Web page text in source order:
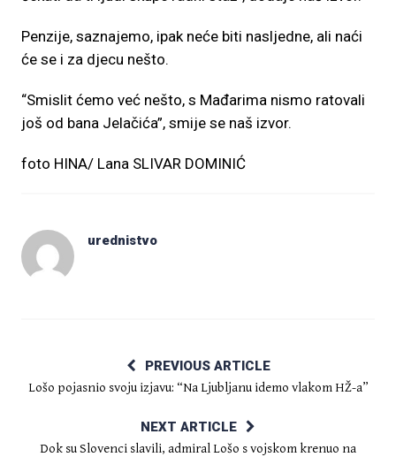
Penzije, saznajemo, ipak neće biti nasljedne, ali naći
će se i za djecu nešto.
“Smislit ćemo već nešto, s Mađarima nismo ratovali
još od bana Jelačića”, smije se naš izvor.
foto HINA/ Lana SLIVAR DOMINIĆ
urednistvo
PREVIOUS ARTICLE
Lošo pojasnio svoju izjavu: “Na Ljubljanu idemo vlakom HŽ-a”
NEXT ARTICLE
Dok su Slovenci slavili, admiral Lošo s vojskom krenuo na